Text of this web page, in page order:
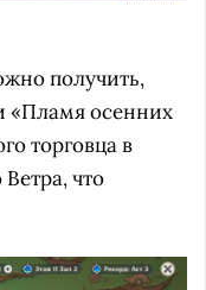
получить,
«Пламя осенних
торговца в
что